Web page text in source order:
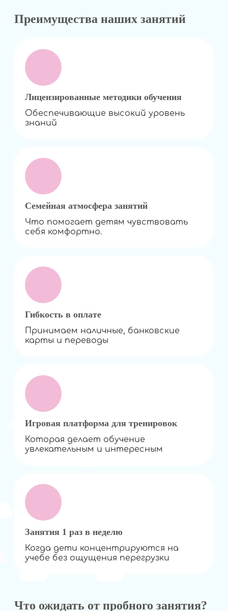
Преимущества наших занятий
Лицензированные методики обучения
Обеспечивающие высокий уровень
знаний
Семейная атмосфера занятий
Что помогает детям чувствовать
себя комфортно.
Гибкость в оплате
Принимаем наличные, банковские
карты и переводы
Игровая платформа для тренировок
Которая делает обучение
увлекательным и интересным
Занятия 1 раз в неделю
Когда дети концентрируются на
учебе без ощущения перегрузки
Что ожидать от пробного занятия?